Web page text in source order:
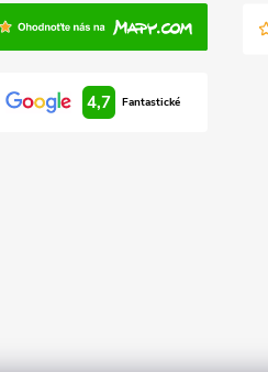
4,7 Fantastické